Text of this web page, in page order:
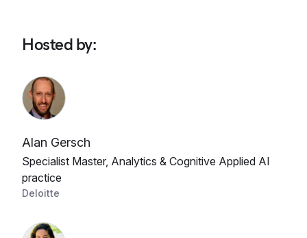
Hosted by:
Alan Gersch
Specialist Master, Analytics & Cognitive Applied AI
practice
Deloitte